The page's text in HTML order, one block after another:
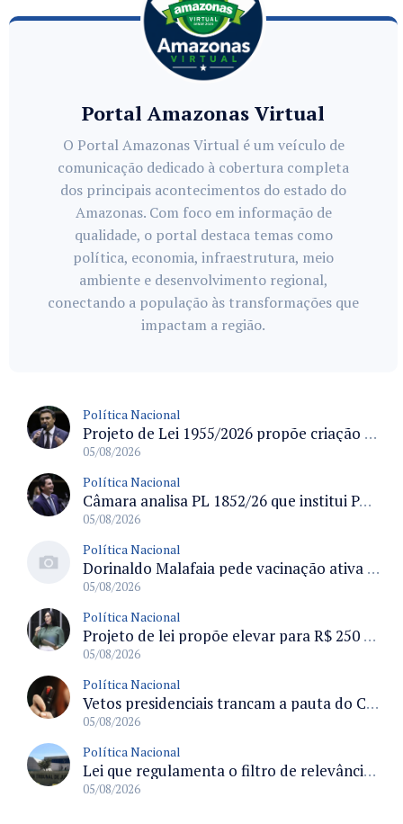
Portal Amazonas Virtual
O Portal Amazonas Virtual é um veículo de
comunicação dedicado à cobertura completa
dos principais acontecimentos do estado do
Amazonas. Com foco em informação de
qualidade, o portal destaca temas como
política, economia, infraestrutura, meio
ambiente e desenvolvimento regional,
conectando a população às transformações que
impactam a região.
Política Nacional
Projeto de Lei 1955/2026 propõe criação de geração livre de fumo ao restringir venda de vapes a nascidos desde 1º de janeiro de 2009
05/08/2026
Política Nacional
Câmara analisa PL 1852/26 que institui Política Nacional de Gestão de Desempenho e Eficiência para servidores públicos
05/08/2026
Política Nacional
Dorinaldo Malafaia pede vacinação ativa ao Ministério da Saúde para reverter queda na cobertura vacinal no Brasil
05/08/2026
Política Nacional
Projeto de lei propõe elevar para R$ 250 mil limite de isenção do IPI para pessoas com deficiência e autismo
05/08/2026
Política Nacional
Vetos presidenciais trancam a pauta do Congresso com 87 itens pendentes e incluem trechos do Orçamento de 2026
05/08/2026
Política Nacional
Lei que regulamenta o filtro de relevância no STJ define requisitos para recurso especial e efeitos processuais
05/08/2026